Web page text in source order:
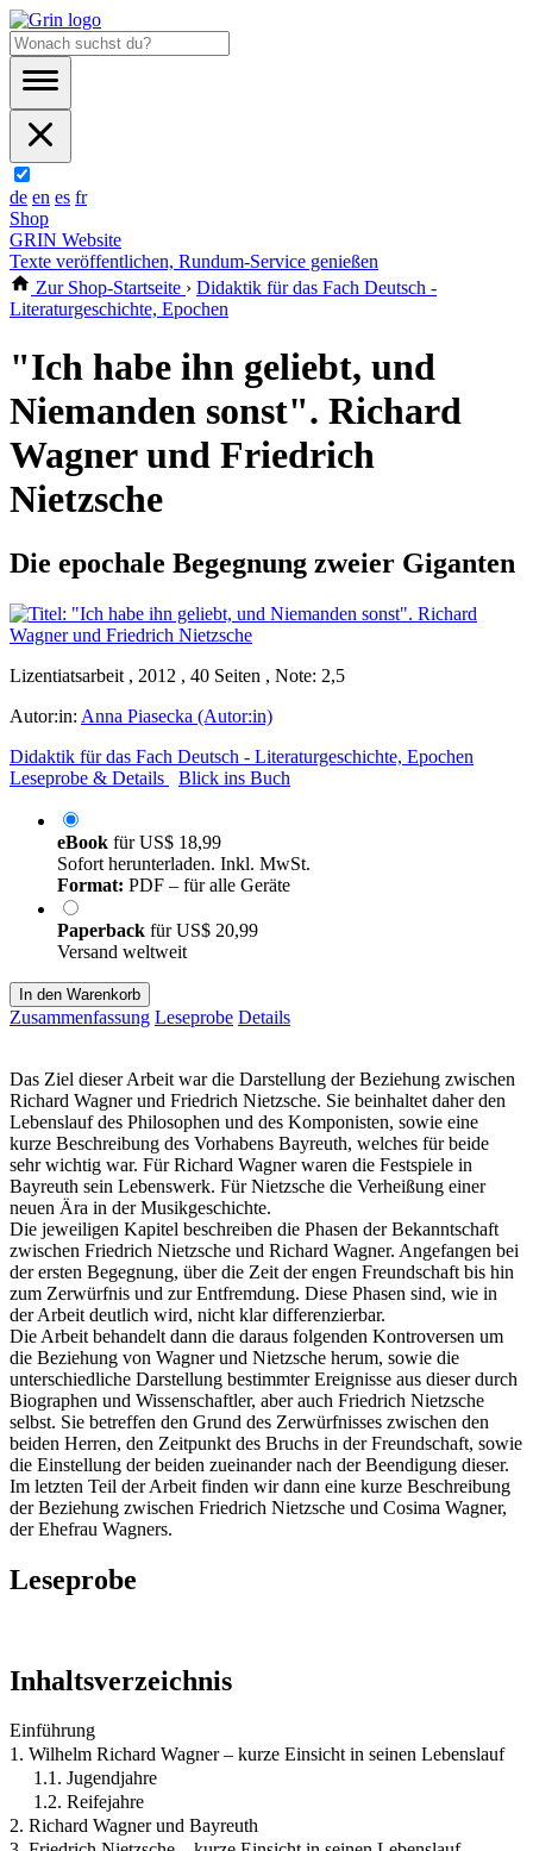
de en es fr
Shop
GRIN Website
Texte veröffentlichen, Rundum-Service genießen
Zur Shop-Startseite › Didaktik für das Fach Deutsch -
Literaturgeschichte, Epochen
"Ich habe ihn geliebt, und
Niemanden sonst". Richard
Wagner und Friedrich
Nietzsche
Die epochale Begegnung zweier Giganten
Lizentiatsarbeit , 2012 , 40 Seiten , Note: 2,5
Autor:in: Anna Piasecka (Autor:in)
Didaktik für das Fach Deutsch - Literaturgeschichte, Epochen
Leseprobe & Details
Blick ins Buch
eBook fürUS$ 18,99
Sofort herunterladen. Inkl. MwSt.
Format: PDF – für alle Geräte
Paperback fürUS$ 20,99
Versand weltweit
In den Warenkorb
Zusammenfassung Leseprobe Details
Das Ziel dieser Arbeit war die Darstellung der Beziehung zwischen
Richard Wagner und Friedrich Nietzsche. Sie beinhaltet daher den
Lebenslauf des Philosophen und des Komponisten, sowie eine
kurze Beschreibung des Vorhabens Bayreuth, welches für beide
sehr wichtig war. Für Richard Wagner waren die Festspiele in
Bayreuth sein Lebenswerk. Für Nietzsche die Verheißung einer
neuen Ära in der Musikgeschichte.
Die jeweiligen Kapitel beschreiben die Phasen der Bekanntschaft
zwischen Friedrich Nietzsche und Richard Wagner. Angefangen bei
der ersten Begegnung, über die Zeit der engen Freundschaft bis hin
zum Zerwürfnis und zur Entfremdung. Diese Phasen sind, wie in
der Arbeit deutlich wird, nicht klar differenzierbar.
Die Arbeit behandelt dann die daraus folgenden Kontroversen um
die Beziehung von Wagner und Nietzsche herum, sowie die
unterschiedliche Darstellung bestimmter Ereignisse aus dieser durch
Biographen und Wissenschaftler, aber auch Friedrich Nietzsche
selbst. Sie betreffen den Grund des Zerwürfnisses zwischen den
beiden Herren, den Zeitpunkt des Bruchs in der Freundschaft, sowie
die Einstellung der beiden zueinander nach der Beendigung dieser.
Im letzten Teil der Arbeit finden wir dann eine kurze Beschreibung
der Beziehung zwischen Friedrich Nietzsche und Cosima Wagner,
der Ehefrau Wagners.
Leseprobe
Inhaltsverzeichnis
Einführung
1. Wilhelm Richard Wagner – kurze Einsicht in seinen Lebenslauf
1.1. Jugendjahre
1.2. Reifejahre
2. Richard Wagner und Bayreuth